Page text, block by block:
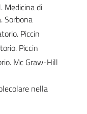
Medicina di
Sorbona
Piccin
Piccin
Mc Graw-Hill
nella